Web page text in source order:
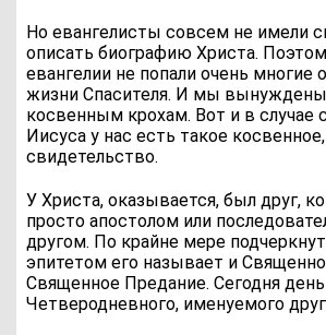
Но евангелисты совсем не имели
описать биографию Христа.
евангелии не попали очень многие
жизни Спасителя. И мы вынуждены
косвенным крохам. Вот и в случае
Иисуса у нас есть такое
свидетельство.
У Христа, оказывается, был друг,
просто апостолом или
другом. По крайне мере
эпитетом его называет и
Священное Предание. Сегодня
Четверодневного, именуемого